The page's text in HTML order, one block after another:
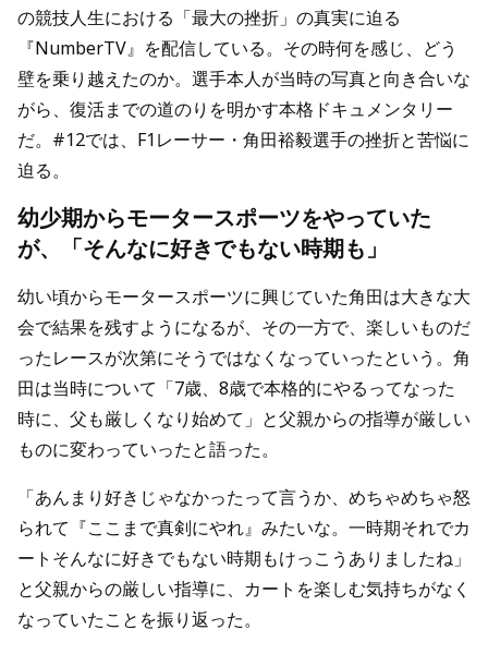
の競技人生における「最大の挫折」の真実に迫る
『NumberTV』を配信している。その時何を感じ、どう
壁を乗り越えたのか。選手本人が当時の写真と向き合いな
がら、復活までの道のりを明かす本格ドキュメンタリー
だ。#12では、F1レーサー・角田裕毅選手の挫折と苦悩に
迫る。
幼少期からモータースポーツをやっていた
が、「そんなに好きでもない時期も」
幼い頃からモータースポーツに興じていた角田は大きな大
会で結果を残すようになるが、その一方で、楽しいものだ
ったレースが次第にそうではなくなっていったという。角
田は当時について「7歳、8歳で本格的にやるってなった
時に、父も厳しくなり始めて」と父親からの指導が厳しい
ものに変わっていったと語った。
「あんまり好きじゃなかったって言うか、めちゃめちゃ怒
られて『ここまで真剣にやれ』みたいな。一時期それでカ
ートそんなに好きでもない時期もけっこうありましたね」
と父親からの厳しい指導に、カートを楽しむ気持ちがなく
なっていたことを振り返った。